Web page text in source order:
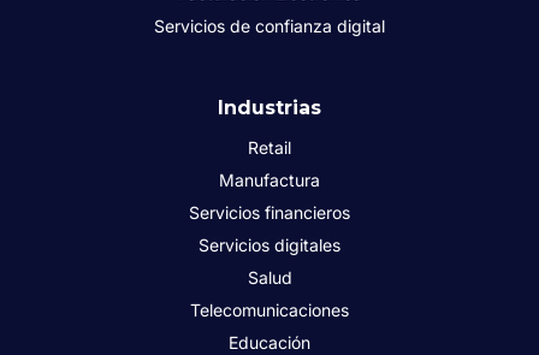
Servicios de confianza digital
Industrias
Retail
Manufactura
Servicios financieros
Servicios digitales
Salud
Telecomunicaciones
Educación